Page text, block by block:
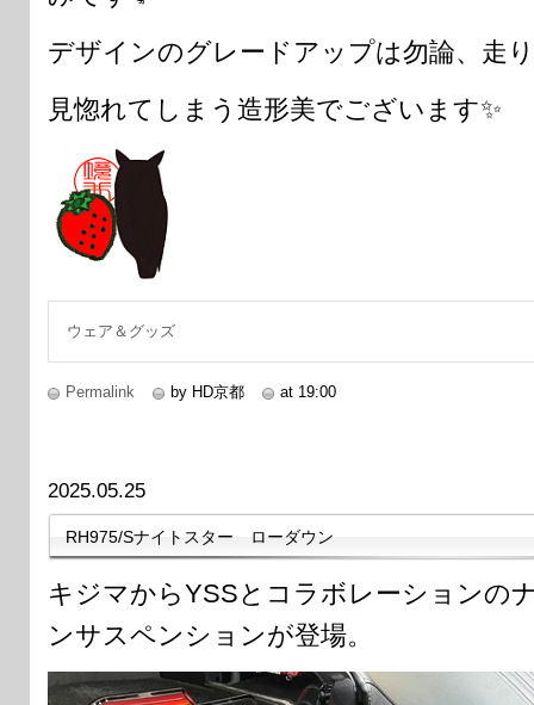
デザインのグレードアップは勿論、走
見惚れてしまう造形美でございます✨
ウェア＆グッズ
Permalink by HD京都 at 19:00
2025.05.25
RH975/Sナイトスター ローダウン
キジマからYSSとコラボレーションの
ンサスペンションが登場。